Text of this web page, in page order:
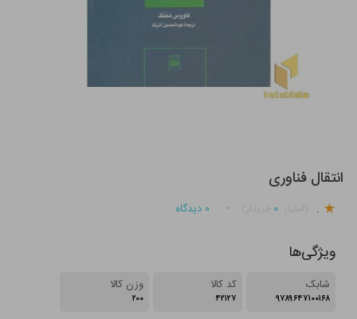
انتقال فناوری
. ۰ ۰ دیدگاه
ویژگی‌ها
شابک
۹۷۸۹۶۴۷۱۰۰۱۶۸
کد کالا
۴۲۱۲۷
وزن کالا
۲۰۰